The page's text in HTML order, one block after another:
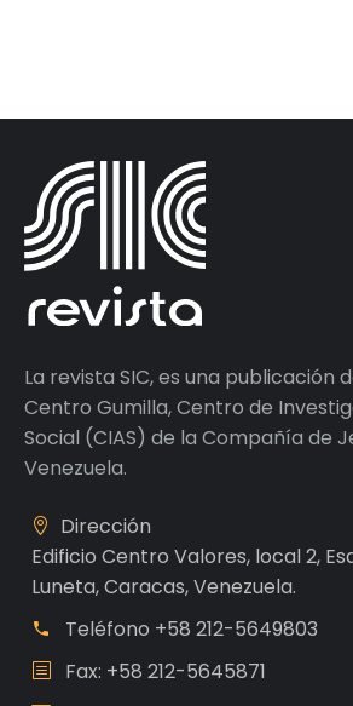
La revista SIC, es una publicación
Centro Gumilla, Centro de
Social (CIAS) de la Compañía de
Venezuela.
Dirección
Edificio Centro Valores, local 2,
Luneta, Caracas, Venezuela.
Teléfono +58 212-5649803
Fax: +58 212-5645871